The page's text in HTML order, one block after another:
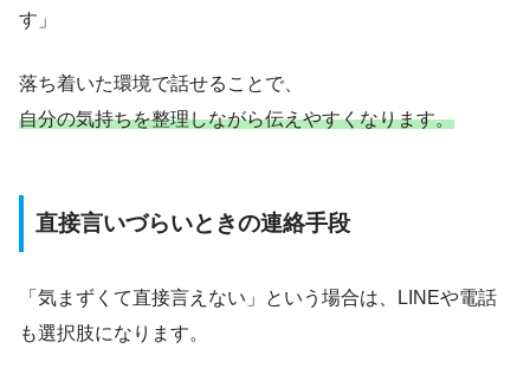
す」
落ち着いた環境で話せることで、
自分の気持ちを整理しながら伝えやすくなります。
直接言いづらいときの連絡手段
「気まずくて直接言えない」という場合は、LINEや電話
も選択肢になります。